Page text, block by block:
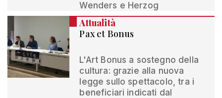
Wenders e Herzog
Attualità
Pax et Bonus
L'Art Bonus a sostegno della
cultura: grazie alla nuova
legge sullo spettacolo, tra i
beneficiari indicati dal